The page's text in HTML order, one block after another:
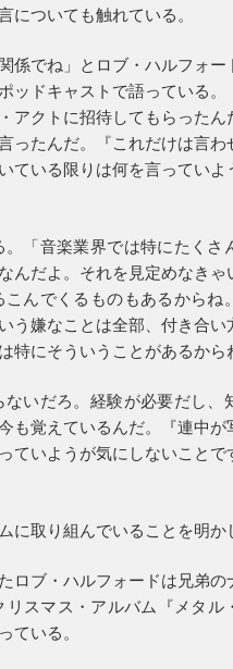
ついても触れている。
係でね」とロブ・ハルフォ
ッドキャストで語っている。
アクトに招待してもらったん
たんだ。『これだけは言わ
ている限りは何を言っていよ
「音楽業界では特にたくさ
だよ。それを見定めなきゃ
んでくるものもあるからね
う嫌なことは全部、付き合い
にそういうことがあるから
いだろ。経験が必要だし、
覚えているんだ。『連中が
ていようが気にしないことで
取り組んでいることを明か
ロブ・ハルフォードは兄弟の
スマス・アルバム『メタル
ている。